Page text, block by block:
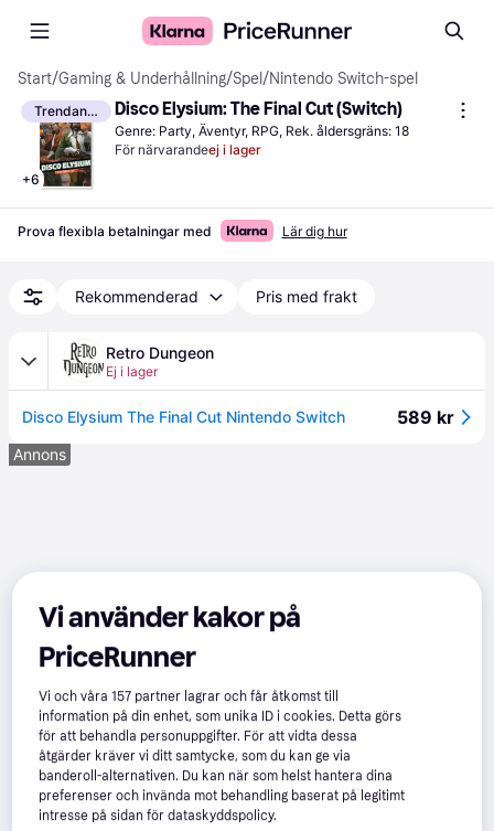
Start/Gaming & Underhållning/Spel /Nintendo Switch-spel
Trendande
+6
Disco Elysium: The Final Cut (Switch)
Genre: Party, Äventyr, RPG, Rek. åldersgräns: 18
För närvarandeej i lager
Prova flexibla betalningar med Lär dig hur
Rekommenderad Pris med frakt
Retro Dungeon
Ej i lager
Disco Elysium The Final Cut Nintendo Switch 589 kr
Annons
Vi använder kakor på
PriceRunner
Vi och våra157 partner lagrar och får åtkomst till
information på din enhet, som unika ID i cookies. Detta görs
för att behandla personuppgifter. För att vidta dessa
åtgärder kräver vi ditt samtycke, som du kan ge via
banderoll-alternativen. Du kan när som helst hantera dina
preferenser och invända mot behandling baserat på legitimt
intresse på sidan för dataskyddspolicy.